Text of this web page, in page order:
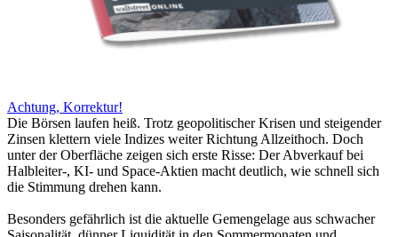
Achtung, Korrektur!
Die Börsen laufen heiß. Trotz geopolitischer Krisen und steigender
Zinsen klettern viele Indizes weiter Richtung Allzeithoch. Doch
unter der Oberfläche zeigen sich erste Risse: Der Abverkauf bei
Halbleiter-, KI- und Space-Aktien macht deutlich, wie schnell sich
die Stimmung drehen kann.
Besonders gefährlich ist die aktuelle Gemengelage aus schwacher